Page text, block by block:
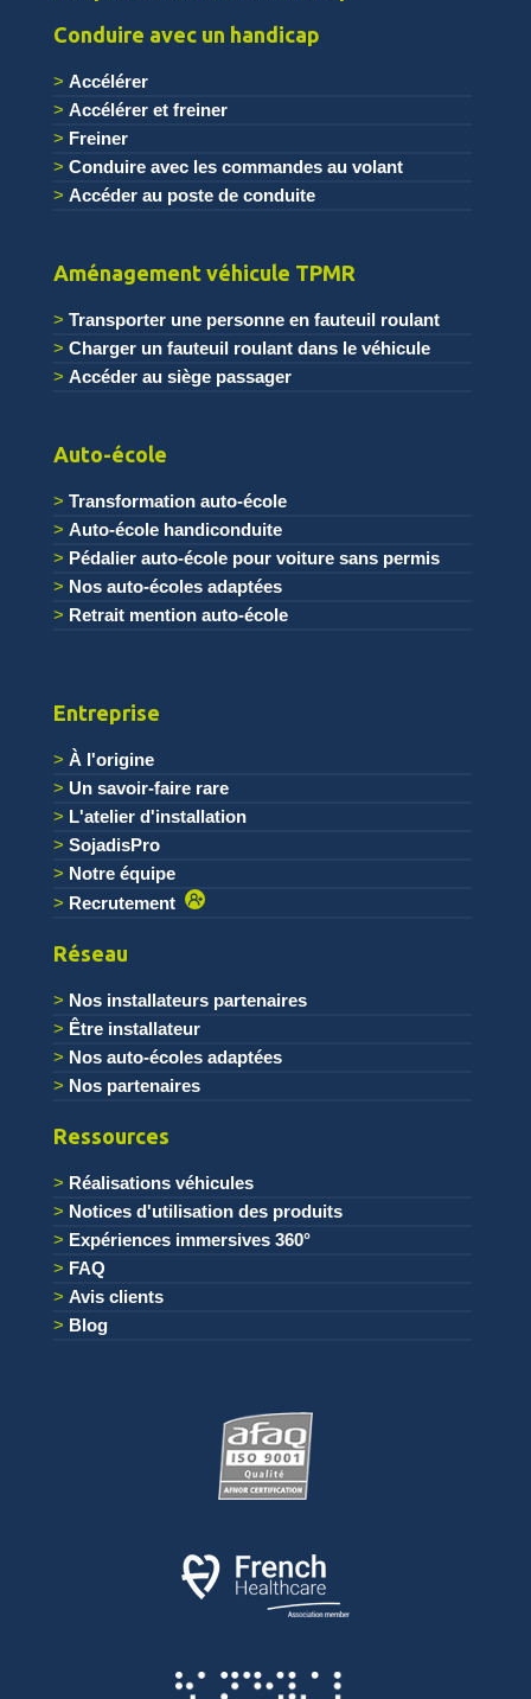
Conduire avec un handicap
Accélérer
Accélérer et freiner
Freiner
Conduire avec les commandes au volant
Accéder au poste de conduite
Aménagement véhicule TPMR
Transporter une personne en fauteuil roulant
Charger un fauteuil roulant dans le véhicule
Accéder au siège passager
Auto-école
Transformation auto-école
Auto-école handiconduite
Pédalier auto-école pour voiture sans permis
Nos auto-écoles adaptées
Retrait mention auto-école
Entreprise
À l'origine
Un savoir-faire rare
L'atelier d'installation
SojadisPro
Notre équipe
Recrutement
Réseau
Nos installateurs partenaires
Être installateur
Nos auto-écoles adaptées
Nos partenaires
Ressources
Réalisations véhicules
Notices d'utilisation des produits
Expériences immersives 360°
FAQ
Avis clients
Blog